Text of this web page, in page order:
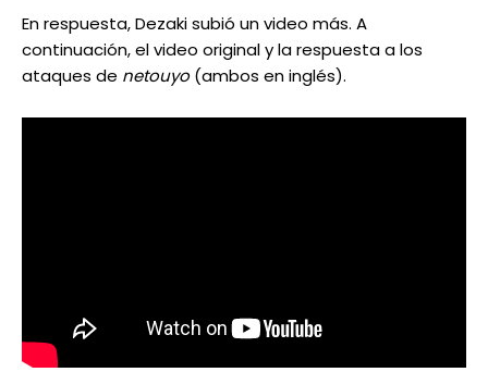
En respuesta, Dezaki subió un video más. A
continuación, el video original y la respuesta a los
ataques de netouyo(ambos en inglés).